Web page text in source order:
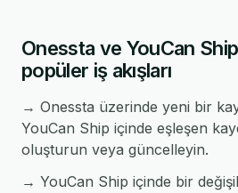
Onessta ve YouCan
popüler iş akışları
→ Onessta üzerinde yeni bir
YouCan Ship içinde eşleşen
oluşturun veya güncelleyin.
→ YouCan Ship içinde bir